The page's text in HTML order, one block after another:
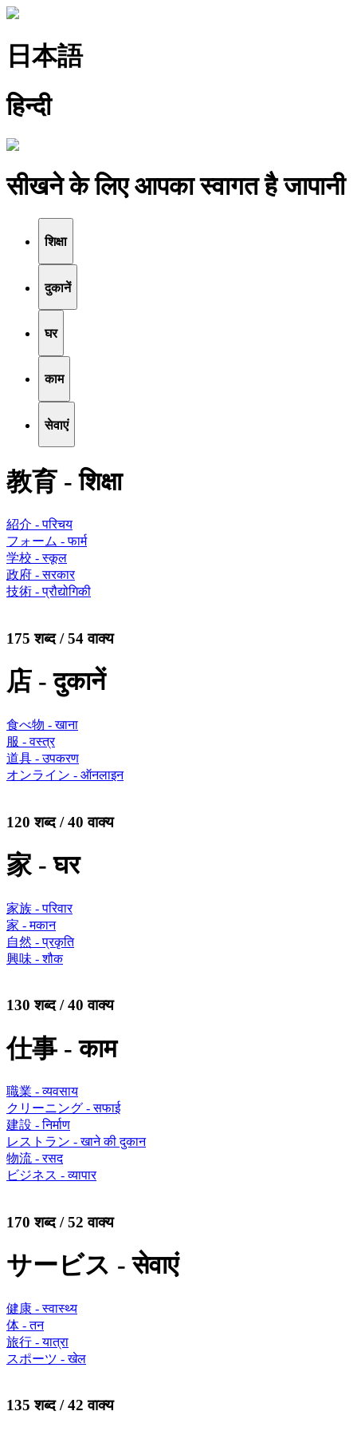
日本語
हिन्दी
सीखने के लिए आपका स्वागत है जापानी
शिक्षा
दुकानें
घर
काम
सेवाएं
教育 - शिक्षा
紹介 - परिचय
フォーム - फार्म
学校 - स्कूल
政府 - सरकार
技術 - प्रौद्योगिकी
175 शब्द / 54 वाक्य
店 - दुकानें
食べ物 - खाना
服 - वस्त्र
道具 - उपकरण
オンライン - ऑनलाइन
120 शब्द / 40 वाक्य
家 - घर
家族 - परिवार
家 - मकान
自然 - प्रकृति
興味 - शौक
130 शब्द / 40 वाक्य
仕事 - काम
職業 - व्यवसाय
クリーニング - सफाई
建設 - निर्माण
レストラン - खाने की दुकान
物流 - रसद
ビジネス - व्यापार
170 शब्द / 52 वाक्य
サービス - सेवाएं
健康 - स्वास्थ्य
体 - तन
旅行 - यात्रा
スポーツ - खेल
135 शब्द / 42 वाक्य